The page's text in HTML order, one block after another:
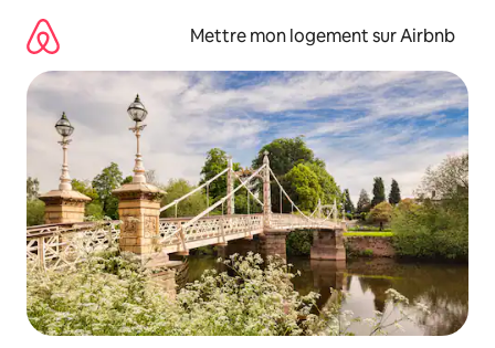
directement
contenu
Mettre mon logement sur Airbnb